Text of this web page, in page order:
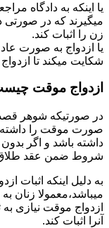
یا اینکه به دادگاه
میگیرند که در صورتی
زن را اثبات کند.
یا ازدواج به صورت
شکایت میکند تا
ازدواج موقت
در صورتیکه شوهر
صورت موقت را داشته
داشته باشد و اگر
شروط ضمن عقد طلاق
به دلیل اینکه اثبات
میباشد،معمولا زنان
ازدواج موقت نیازی به
آنرا اثبات کند.